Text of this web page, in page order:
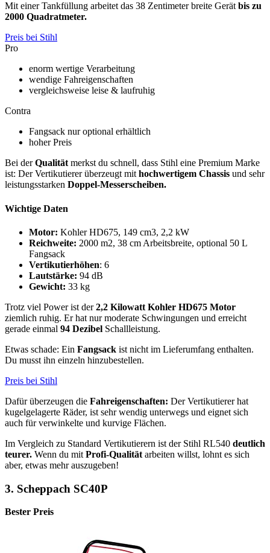
Mit einer Tankfüllung arbeitet das 38 Zentimeter breite Gerät bis zu
2000 Quadratmeter.
Preis bei Stihl
Pro
enorm wertige Verarbeitung
wendige Fahreigenschaften
vergleichsweise leise & laufruhig
Contra
Fangsack nur optional erhältlich
hoher Preis
Bei derQualität merkst du schnell, dass Stihl eine Premium Marke
ist: Der Vertikutierer überzeugt mit hochwertigem Chassis und sehr
leistungsstarken Doppel-Messerscheiben.
Wichtige Daten
Motor: Kohler HD675, 149 cm3, 2,2 kW
Reichweite: 2000 m2, 38 cm Arbeitsbreite, optional 50 L
Fangsack
Vertikutierhöhen: 6
Lautstärke: 94 dB
Gewicht: 33 kg
Trotz viel Power ist der2,2 Kilowatt Kohler HD675 Motor
ziemlich ruhig. Er hat nur moderate Schwingungen und erreicht
gerade einmal 94 Dezibel Schallleistung.
Etwas schade: Ein Fangsack ist nicht im Lieferumfang enthalten.
Du musst ihn einzeln hinzubestellen.
Preis bei Stihl
Dafür überzeugen die Fahreigenschaften: Der Vertikutierer hat
kugelgelagerte Räder, ist sehr wendig unterwegs und eignet sich
auch für verwinkelte und kurvige Flächen.
Im Vergleich zu Standard Vertikutierern ist der Stihl RL540 deutlich
teurer. Wenn du mit Profi-Qualität arbeiten willst, lohnt es sich
aber, etwas mehr auszugeben!
3. Scheppach SC40P
Bester Preis